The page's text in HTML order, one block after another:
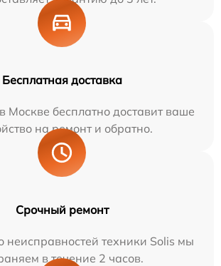
Бесплатная доставка
Москве бесплатно доставит ваше
на ремонт и обратно.
Срочный ремонт
неисправностей техники Solis мы
в течение 2 часов.